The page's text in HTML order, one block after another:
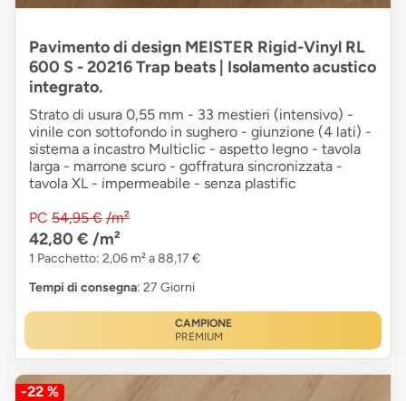
Pavimento di design MEISTER Rigid-Vinyl RL
600 S - 20216 Trap beats | Isolamento acustico
integrato.
Strato di usura 0,55 mm - 33 mestieri (intensivo) -
vinile con sottofondo in sughero - giunzione (4 lati) -
sistema a incastro Multiclic - aspetto legno - tavola
larga - marrone scuro - goffratura sincronizzata -
tavola XL - impermeabile - senza plastific
PC 54,95 € /m²
42,80 € /m²
1 Pacchetto: 2,06 m² a 88,17 €
Tempi di consegna: 27 Giorni
CAMPIONE
PREMIUM
-22 %